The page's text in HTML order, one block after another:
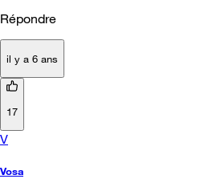
Répondre
il y a 6 ans
17
V
Vosa